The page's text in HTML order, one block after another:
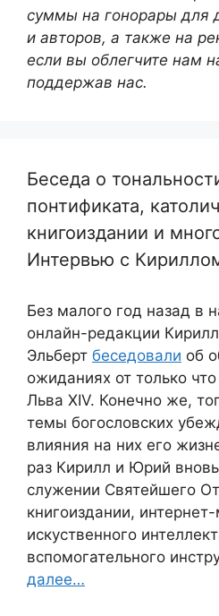
суммы на гонорары для
и авторов, а также на
если вы облегчите нам
поддержав нас.
Беседа о
понтификата,
книгоиздании и
Интервью с
Без малого год назад в
онлайн-редакции
Эльберт беседовали об
ожиданиях от только
Льва XIV. Конечно же,
темы богословских
влияния на них его
раз Кирилл и Юрий
служении Святейшего
книгоиздании,
искуственного
вспомогательного
далее…